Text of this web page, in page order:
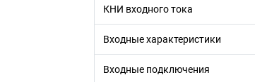
КНИ входного тока
Входные характеристики
Входные подключения